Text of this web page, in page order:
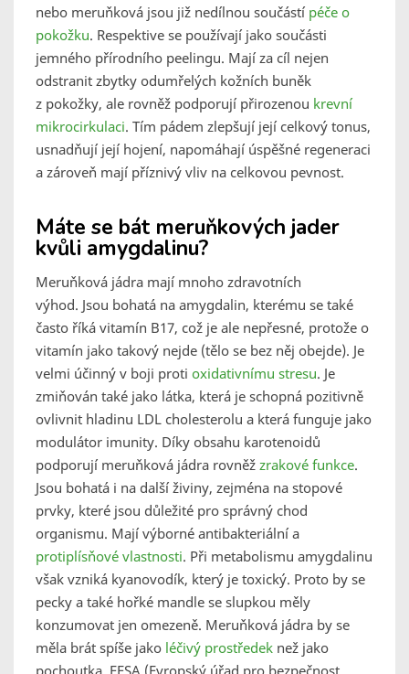
nebo meruňková jsou již nedílnou součástí péče o
pokožku. Respektive se používají jako součásti
jemného přírodního peelingu. Mají za cíl nejen
odstranit zbytky odumřelých kožních buněk
z pokožky, ale rovněž podporují přirozenou krevní
mikrocirkulaci. Tím pádem zlepšují její celkový tonus,
usnadňují její hojení, napomáhají úspěšné regeneraci
a zároveň mají příznivý vliv na celkovou pevnost.
Máte se bát meruňkových jader
kvůli amygdalinu?
Meruňková jádra mají mnoho zdravotních
výhod. Jsou bohatá na amygdalin, kterému se také
často říká vitamín B17, což je ale nepřesné, protože o
vitamín jako takový nejde (tělo se bez něj obejde). Je
velmi účinný v boji proti oxidativnímu stresu. Je
zmiňován také jako látka, která je schopná pozitivně
ovlivnit hladinu LDL cholesterolu a která funguje jako
modulátor imunity. Díky obsahu karotenoidů
podporují meruňková jádra rovněž zrakové funkce.
Jsou bohatá i na další živiny, zejména na stopové
prvky, které jsou důležité pro správný chod
organismu. Mají výborné antibakteriální a
protiplísňové vlastnosti. Při metabolismu amygdalinu
však vzniká kyanovodík, který je toxický. Proto by se
pecky a také hořké mandle se slupkou měly
konzumovat jen omezeně. Meruňková jádra by se
měla brát spíše jako léčivý prostředek než jako